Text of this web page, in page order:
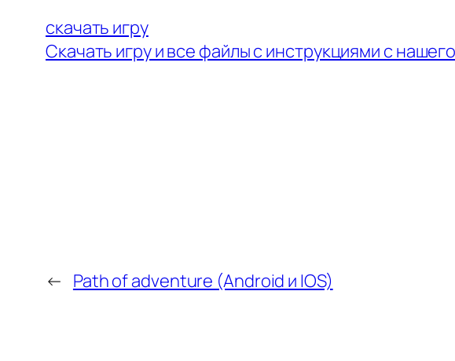
скачать игру
Скачать игру и все файлы с инструкциями с
← Path of adventure (Android и IOS)